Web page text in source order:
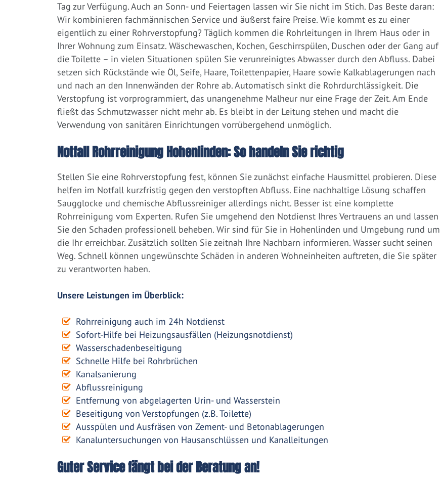
Tag zur Verfügung. Auch an Sonn- und Feiertagen lassen wir Sie nicht im Stich. Das Beste daran:
Wir kombinieren fachmännischen Service und äußerst faire Preise. Wie kommt es zu einer
eigentlich zu einer Rohrverstopfung? Täglich kommen die Rohrleitungen in Ihrem Haus oder in
Ihrer Wohnung zum Einsatz. Wäschewaschen, Kochen, Geschirrspülen, Duschen oder der Gang auf
die Toilette – in vielen Situationen spülen Sie verunreinigtes Abwasser durch den Abfluss. Dabei
setzen sich Rückstände wie Öl, Seife, Haare, Toilettenpapier, Haare sowie Kalkablagerungen nach
und nach an den Innenwänden der Rohre ab. Automatisch sinkt die Rohrdurchlässigkeit. Die
Verstopfung ist vorprogrammiert, das unangenehme Malheur nur eine Frage der Zeit. Am Ende
fließt das Schmutzwasser nicht mehr ab. Es bleibt in der Leitung stehen und macht die
Verwendung von sanitären Einrichtungen vorrübergehend unmöglich.
Notfall Rohrreinigung Hohenlinden: So handeln Sie richtig
Stellen Sie eine Rohrverstopfung fest, können Sie zunächst einfache Hausmittel probieren. Diese
helfen im Notfall kurzfristig gegen den verstopften Abfluss. Eine nachhaltige Lösung schaffen
Saugglocke und chemische Abflussreiniger allerdings nicht. Besser ist eine komplette
Rohrreinigung vom Experten. Rufen Sie umgehend den Notdienst Ihres Vertrauens an und lassen
Sie den Schaden professionell beheben. Wir sind für Sie in Hohenlinden und Umgebung rund um
die Ihr erreichbar. Zusätzlich sollten Sie zeitnah Ihre Nachbarn informieren. Wasser sucht seinen
Weg. Schnell können ungewünschte Schäden in anderen Wohneinheiten auftreten, die Sie später
zu verantworten haben.
Unsere Leistungen im Überblick:
Rohrreinigung auch im 24h Notdienst
Sofort-Hilfe bei Heizungsausfällen (Heizungsnotdienst)
Wasserschadenbeseitigung
Schnelle Hilfe bei Rohrbrüchen
Kanalsanierung
Abflussreinigung
Entfernung von abgelagerten Urin- und Wasserstein
Beseitigung von Verstopfungen (z.B. Toilette)
Ausspülen und Ausfräsen von Zement- und Betonablagerungen
Kanaluntersuchungen von Hausanschlüssen und Kanalleitungen
Guter Service fängt bei der Beratung an!